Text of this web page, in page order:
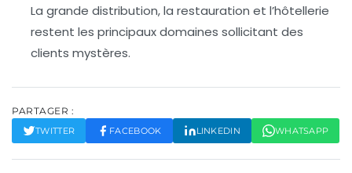
La grande distribution, la restauration et l’hôtellerie
restent les principaux domaines sollicitant des
clients mystères.
PARTAGER :
TWITTER FACEBOOK LINKEDIN WHATSAPP